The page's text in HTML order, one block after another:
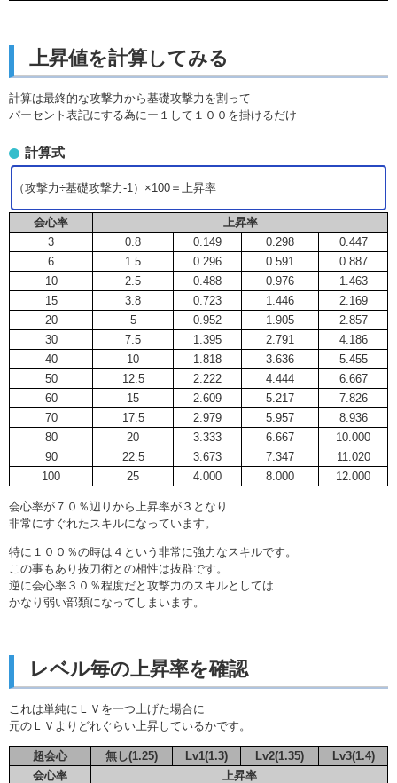
上昇値を計算してみる
計算は最終的な攻撃力から基礎攻撃力を割って
パーセント表記にする為にー１して１００を掛けるだけ
計算式
（攻撃力÷基礎攻撃力-1）×100＝上昇率
会心率
上昇率
3
0.8 0.149 0.298
0.447
6
1.5 0.296 0.591
0.887
10
2.5 0.488 0.976
1.463
15
3.8 0.723 1.446
2.169
20
5 0.952 1.905
2.857
30
7.5 1.395 2.791
4.186
40
10 1.818 3.636
5.455
50
12.5 2.222 4.444
6.667
60
15 2.609 5.217
7.826
70
17.5 2.979 5.957
8.936
80
20 3.333 6.667
10.000
90
22.5 3.673 7.347
11.020
100
25 4.000 8.000 12.000
会心率が７０％辺りから上昇率が３となり
非常にすぐれたスキルになっています。
特に１００％の時は４という非常に強力なスキルです。
この事もあり抜刀術との相性は抜群です。
逆に会心率３０％程度だと攻撃力のスキルとしては
かなり弱い部類になってしまいます。
レベル毎の上昇率を確認
これは単純にＬＶを一つ上げた場合に
元のＬＶよりどれぐらい上昇しているかです。
超会心 無し(1.25) Lv1(1.3) Lv2(1.35)
Lv3(1.4)
会心率
上昇率